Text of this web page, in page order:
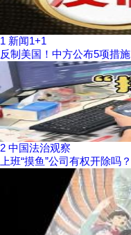
1 新闻1+1
反制美国！中方公布5项措施
2 中国法治观察
上班“摸鱼”公司有权开除吗？